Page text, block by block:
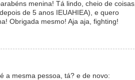
menina! Tá lindo, cheio de coisas,
de 5 anos IEUAHIEA), e quero
Obrigada mesmo! Aja aja, fighting!
a mesma pessoa, tá? e de novo: